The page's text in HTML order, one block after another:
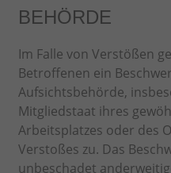
BEHÖRDE
Im Falle von Verstößen
Betroffenen ein
Aufsichtsbehörde,
Mitgliedstaat ihres
Arbeitsplatzes oder des
Verstoßes zu. Das
unbeschadet